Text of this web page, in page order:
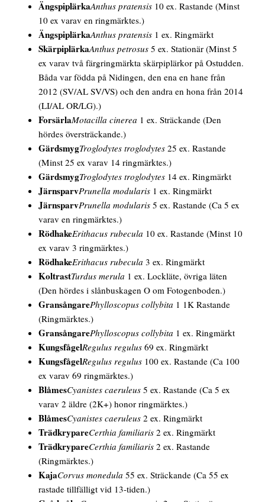
ÄngspiplärkaAnthus pratensis 10 ex. Rastande(Minst
10 ex varav en ringmärktes.)
ÄngspiplärkaAnthus pratensis 1 ex. Ringmärkt
SkärpiplärkaAnthus petrosus 5 ex. Stationär(Minst 5
ex varav två färgringmärkta skärpiplärkor på Ostudden.
Båda var födda på Nidingen, den ena en hane från
2012 (SV/AL SV/VS) och den andra en hona från 2014
(LI/AL OR/LG).)
ForsärlaMotacilla cinerea 1 ex. Sträckande(Den
hördes översträckande.)
GärdsmygTroglodytes troglodytes 25 ex. Rastande
(Minst 25 ex varav 14 ringmärktes.)
GärdsmygTroglodytes troglodytes 14 ex. Ringmärkt
JärnsparvPrunella modularis 1 ex. Ringmärkt
JärnsparvPrunella modularis 5 ex. Rastande(Ca 5 ex
varav en ringmärktes.)
RödhakeErithacus rubecula 10 ex. Rastande(Minst 10
ex varav 3 ringmärktes.)
RödhakeErithacus rubecula 3 ex. Ringmärkt
KoltrastTurdus merula 1 ex. Lockläte, övriga läten
(Den hördes i slånbuskagen O om Fotogenboden.)
GransångarePhylloscopus collybita 1 1K Rastande
(Ringmärktes.)
GransångarePhylloscopus collybita 1 ex. Ringmärkt
KungsfågelRegulus regulus 69 ex. Ringmärkt
KungsfågelRegulus regulus 100 ex. Rastande(Ca 100
ex varav 69 ringmärktes.)
BlåmesCyanistes caeruleus 5 ex. Rastande(Ca 5 ex
varav 2 äldre (2K+) honor ringmärktes.)
BlåmesCyanistes caeruleus 2 ex. Ringmärkt
TrädkrypareCerthia familiaris 2 ex. Ringmärkt
TrädkrypareCerthia familiaris 2 ex. Rastande
(Ringmärktes.)
KajaCorvus monedula 55 ex. Sträckande(Ca 55 ex
rastade tillfälligt vid 13-tiden.)